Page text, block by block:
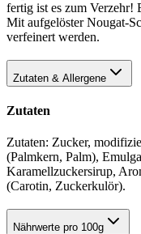
fertig ist es zum Verzehr!
Mit aufgelöster Nougat-
verfeinert werden.
Zutaten & Allergene
Zutaten
Zutaten: Zucker,
(Palmkern, Palm),
Karamellzuckersirup,
(Carotin, Zuckerkulör).
Nährwerte pro 100g